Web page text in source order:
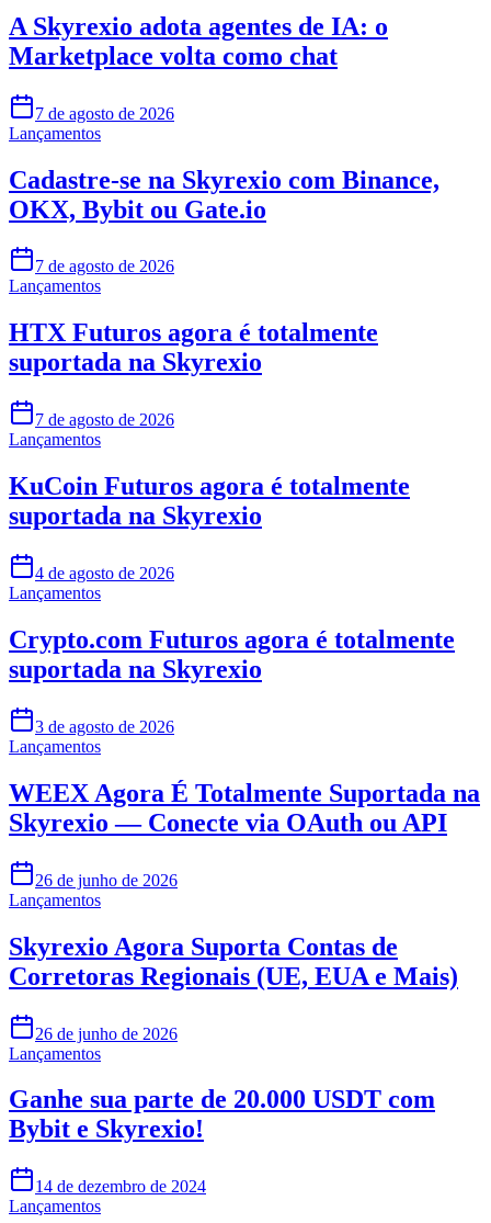
A Skyrexio adota agentes de IA: o
Marketplace volta como chat
7 de agosto de 2026
Lançamentos
Cadastre-se na Skyrexio com Binance,
OKX, Bybit ou Gate.io
7 de agosto de 2026
Lançamentos
HTX Futuros agora é totalmente
suportada na Skyrexio
7 de agosto de 2026
Lançamentos
KuCoin Futuros agora é totalmente
suportada na Skyrexio
4 de agosto de 2026
Lançamentos
Crypto.com Futuros agora é totalmente
suportada na Skyrexio
3 de agosto de 2026
Lançamentos
WEEX Agora É Totalmente Suportada na
Skyrexio — Conecte via OAuth ou API
26 de junho de 2026
Lançamentos
Skyrexio Agora Suporta Contas de
Corretoras Regionais (UE, EUA e Mais)
26 de junho de 2026
Lançamentos
Ganhe sua parte de 20.000 USDT com
Bybit e Skyrexio!
14 de dezembro de 2024
Lançamentos